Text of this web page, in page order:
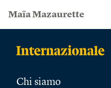
Maïa Mazaurette
Chi siamo